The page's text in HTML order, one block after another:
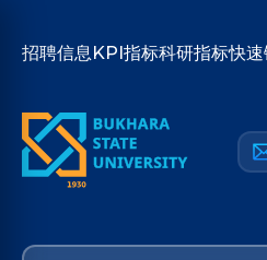
招聘信息KPI指标科研指标快